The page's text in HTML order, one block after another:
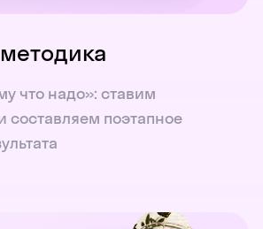
что надо»: ставим
составляем поэтапное